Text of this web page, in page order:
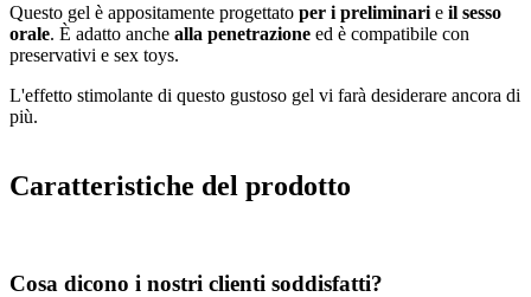
Questo gel è appositamente progettato per i preliminari e il sesso
orale. È adatto anche alla penetrazione ed è compatibile con
preservativi e sex toys.
L'effetto stimolante di questo gustoso gel vi farà desiderare ancora di
più.
Caratteristiche del prodotto
Cosa dicono i nostri clienti soddisfatti?